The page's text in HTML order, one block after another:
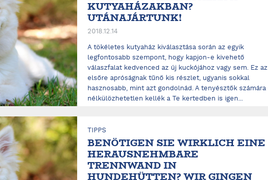
KUTYAHÁZAKBAN?
UTÁNAJÁRTUNK!
2018.12.14
A tökéletes kutyaház kiválasztása során az egyik
legfontosabb szempont, hogy kapjon-e kivehető
válaszfalat kedvenced az új kuckójához vagy sem. Ez az
elsőre apróságnak tűnő kis részlet, ugyanis sokkal
hasznosabb, mint azt gondolnád. A tenyésztők számára
nélkülözhetetlen kellék a Te kertedben is igen...
TIPPS
BENÖTIGEN SIE WIRKLICH EINE
HERAUSNEHMBARE
TRENNWAND IN
HUNDEHÜTTEN? WIR GINGEN